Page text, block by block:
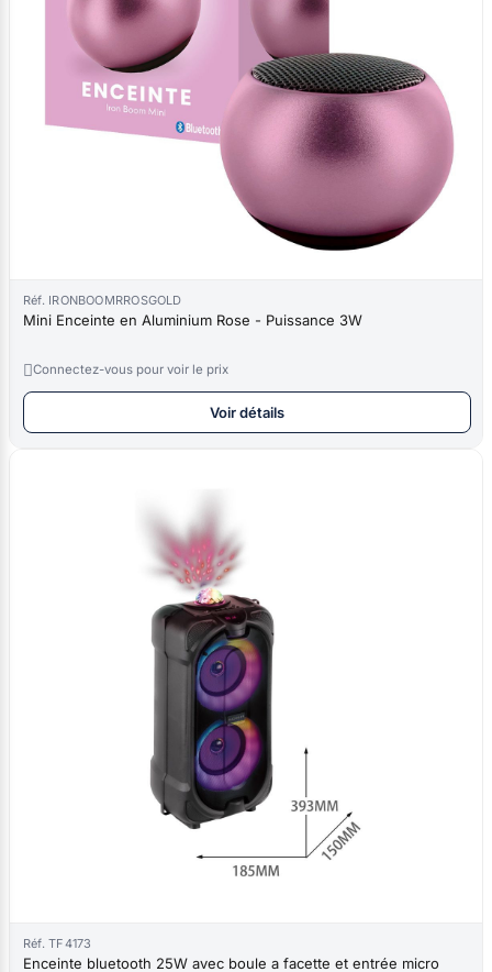
Réf. IRONBOOMRROSGOLD
Mini Enceinte en Aluminium Rose - Puissance 3W
Connectez-vous pour voir le prix
Voir détails
Réf. TF4173
Enceinte bluetooth 25W avec boule a facette et entrée micro